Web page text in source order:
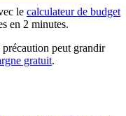
le calculateur de budget
en 2 minutes.
peut grandir
gratuit.